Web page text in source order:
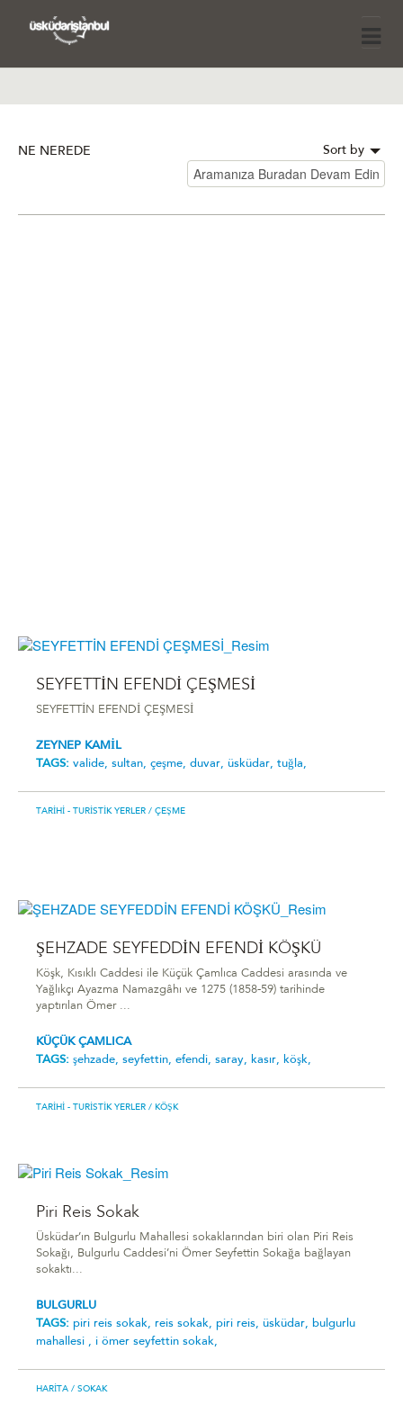
NE NEREDE Sort by
SEYFETTİN EFENDİ ÇEŞMESİ
SEYFETTİN EFENDİ ÇEŞMESİ
ZEYNEP KAMİL
TAGS: valide, sultan, çeşme, duvar, üsküdar, tuğla,
TARIHI - TURISTIK YERLER / ÇEŞME
ŞEHZADE SEYFEDDİN EFENDİ KÖŞKÜ
Köşk, Kısıklı Caddesi ile Küçük Çamlıca Caddesi arasında ve
Yağlıkçı Ayazma Namazgâhı ve 1275 (1858-59) tarihinde
yaptırılan Ömer ...
KÜÇÜK ÇAMLICA
TAGS: şehzade, seyfettin, efendi, saray, kasır, köşk,
TARIHI - TURISTIK YERLER / KÖŞK
Piri Reis Sokak
Üsküdar’ın Bulgurlu Mahallesi sokaklarından biri olan Piri Reis
Sokağı, Bulgurlu Caddesi’ni Ömer Seyfettin Sokağa bağlayan
sokaktı...
BULGURLU
TAGS: piri reis sokak, reis sokak, piri reis, üsküdar, bulgurlu
mahallesi , i ömer seyfettin sokak,
HARITA / SOKAK